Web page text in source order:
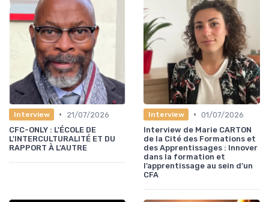
Interview •
21/07/2026
CFC-ONLY : L'ÉCOLE DE
L'INTERCULTURALITÉ ET DU
RAPPORT À L'AUTRE
Interview • 01/07/2026
Interview de Marie CARTON
de la Cité des Formations et
des Apprentissages : Innover
dans la formation et
l’apprentissage au sein d’un
CFA